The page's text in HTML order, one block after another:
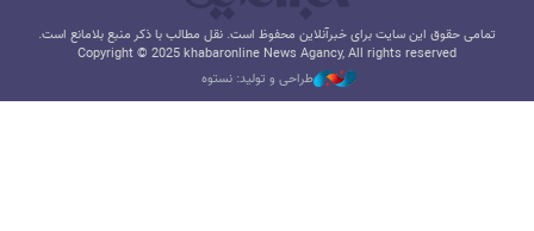
تمامی حقوق این سایت برای خبرآنلاین محفوظ است. نقل مطالب با ذکر منبع بلامانع است.
Copyright © 2025 khabaronline News Agancy, All rights reserved
طراحی و تولید: نستوه